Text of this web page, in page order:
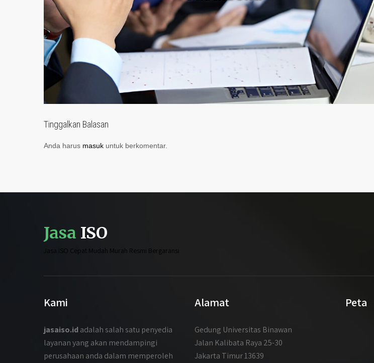
Tinggalkan Balasan
Anda harus masuk untuk berkomentar.
Jasa ISO
Jasa ISO Cepat Mudah Murah Resmi Bergaransi
Kami
jasaiso.idadalah salah satu penyedia
layanan yang akan mendampingi
perusahaan anda dalam memperoleh
Alamat
Gedung Universitas Binawan
Jalan Kalibata Raya 25-30
Jakarta Timur 13639
Peta